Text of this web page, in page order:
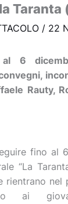
Taranta
/ 22
al 6
Rauty,
fino al
“La
rientrano nel
ai